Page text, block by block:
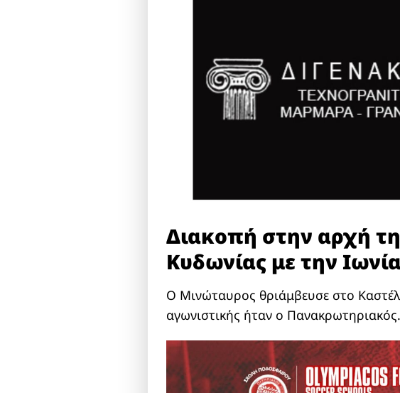
Διακοπή στην αρχή
Κυδωνίας με την
Ο Μινώταυρος θριάμβευσε στο
αγωνιστικής ήταν ο Πανακρωτηριακός.